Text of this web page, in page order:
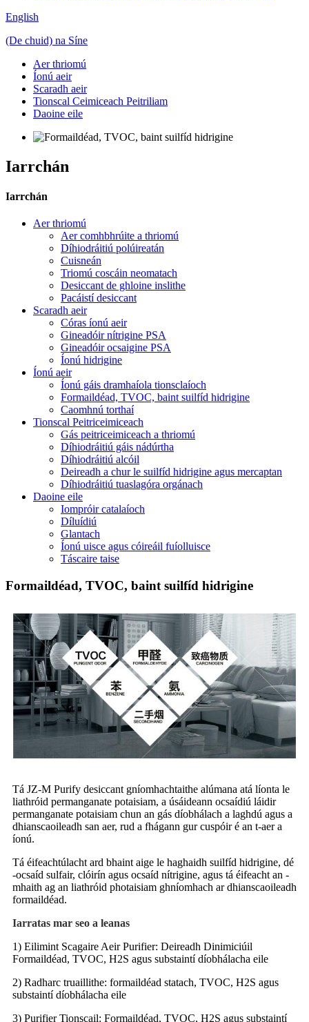
English
(De chuid) na Síne
Aer thriomú
Íonú aeir
Scaradh aeir
Tionscal Ceimiceach Peitriliam
Daoine eile
Iarrchán
Iarrchán
Aer thriomú
Aer comhbhrúite a thriomú
Díhiodráitiú polúireatán
Cuisneán
Triomú coscáin neomatach
Desiccant de ghloine inslithe
Pacáistí desiccant
Scaradh aeir
Córas íonú aeir
Gineadóir nítrigine PSA
Gineadóir ocsaigine PSA
Íonú hidrigine
Íonú aeir
Íonú gáis dramhaíola tionsclaíoch
Formaildéad, TVOC, baint suilfíd hidrigine
Caomhnú torthaí
Tionscal Peitriceimiceach
Gás peitriceimiceach a thriomú
Díhiodráitiú gáis nádúrtha
Díhiodráitiú alcóil
Deireadh a chur le suilfíd hidrigine agus mercaptan
Díhiodráitiú tuaslagóra orgánach
Daoine eile
Iompróir catalaíoch
Díluídiú
Glantach
Íonú uisce agus cóireáil fuíolluisce
Táscaire taise
Formaildéad, TVOC, baint suilfíd hidrigine
Tá JZ-M Purify desiccant gníomhachtaithe alúmana atá líonta le
liathróid permanganate potaisiam, a úsáideann ocsaídiú láidir
permanganate potaisiam chun an gás díobhálach a laghdú agus a
dhianscaoileadh san aer, rud a fhágann gur cuspóir é an t-aer a
íonú.
Tá éifeachtúlacht ard bhaint aige le haghaidh suilfíd hidrigine, dé
-ocsaíd sulfair, clóirín agus ocsaíd nítrigine, agus tá éifeacht an -
mhaith ag an liathróid photaisiam ghníomhach ar dhianscaoileadh
formaildéad.
Iarratas mar seo a leanas
1) Eilimint Scagaire Aeir Purifier: Deireadh Dinimiciúil
Formaildéad, TVOC, H2S agus substaintí díobhálacha eile
2) Radharc truaillithe: formaildéad statach, TVOC, H2S agus
substaintí díobhálacha eile
3) Purifier Tionscail: Formaildéad, TVOC, H2S agus substaintí